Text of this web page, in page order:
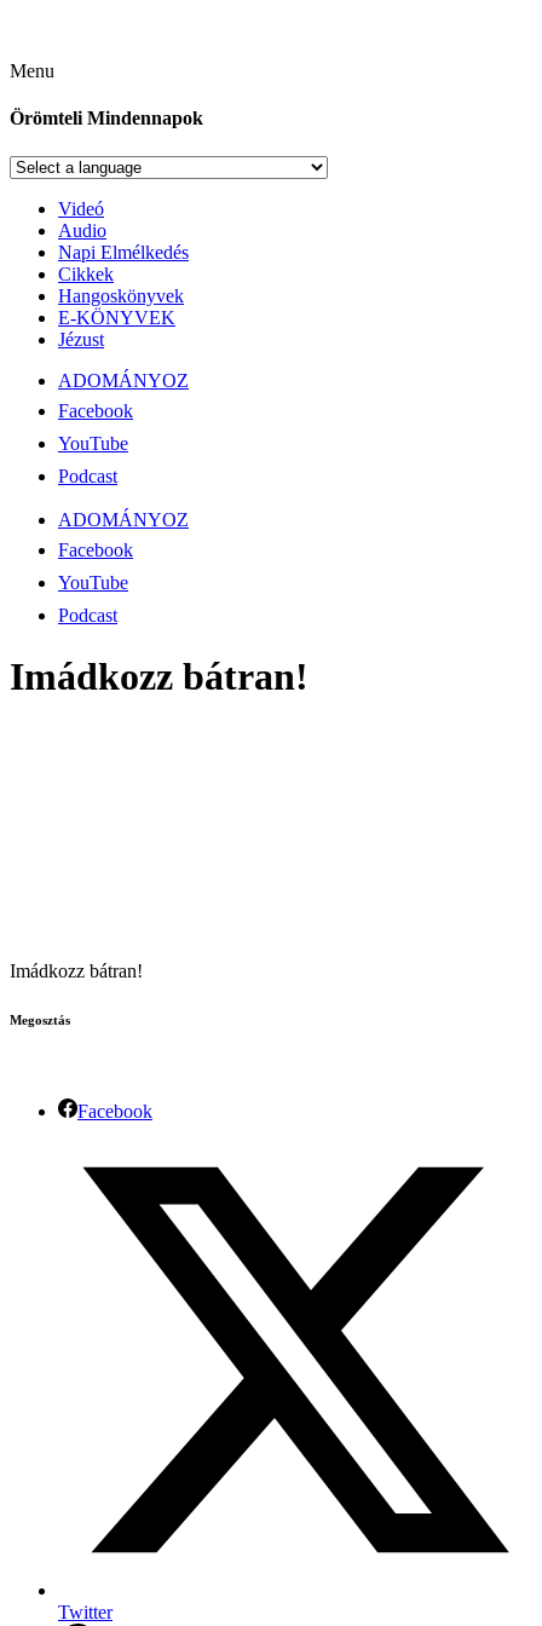
Menu
Örömteli Mindennapok
Videó
Audio
Napi Elmélkedés
Cikkek
Hangoskönyvek
E-KÖNYVEK
Jézust
ADOMÁNYOZ
Facebook
YouTube
Podcast
ADOMÁNYOZ
Facebook
YouTube
Podcast
Imádkozz bátran!
Imádkozz bátran!
Megosztás
Facebook
Twitter